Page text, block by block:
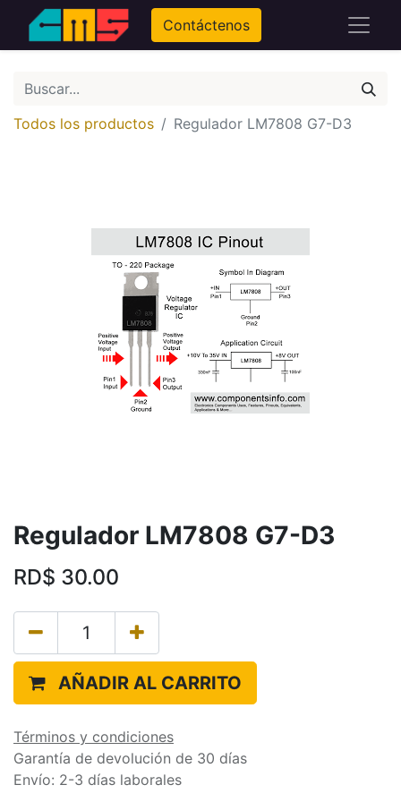
Contáctenos
Todos los productos Regulador LM7808 G7-D3
Regulador LM7808 G7-D3
RD$ 30.00
AÑADIR AL CARRITO
Términos y condiciones
Garantía de devolución de 30 días
Envío: 2-3 días laborales